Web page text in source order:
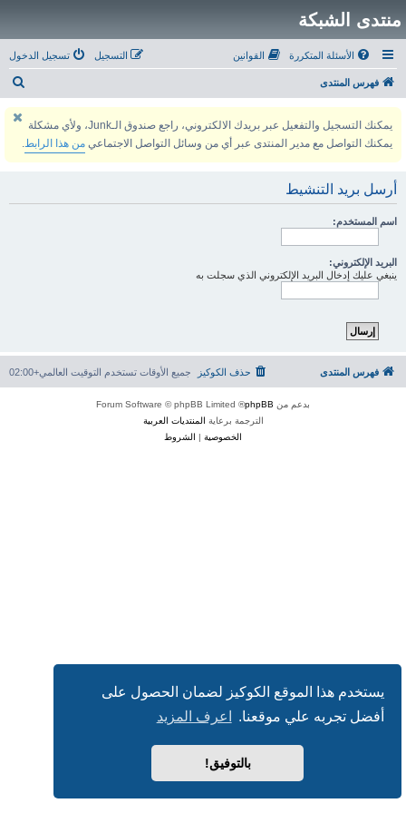
يستخدم هذا الموقع الكوكيز لضمان الحصول على
أفضل تجربه علي موقعنا.
اعرف المزيد
بالتوفيق!
منتدى الشبكة
الأسئلة المتكررة القوانين تسجيل الدخول التسجيل
فهرس المنتدى
يمكنك التسجيل والتفعيل عبر بريدك الالكتروني، راجع صندوق الـJunk، ولأي مشكلة
يمكنك التواصل مع مدير المنتدى عبر أي من وسائل التواصل الاجتماعي من هذا الرابط.
أرسل بريد التنشيط
اسم المستخدم:
البريد الإلكتروني:
ينبغي عليك إدخال البريد الإلكتروني الذي سجلت به
فهرس المنتدى جميع الأوقات تستخدم التوقيت العالمي+02:00 حذف الكوكيز
بدعم من phpBB
® Forum Software © phpBB Limited
الترجمة برعاية المنتديات العربية
الخصوصية | الشروط